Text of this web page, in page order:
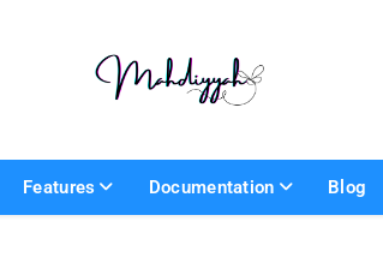
Features Documentation Blog